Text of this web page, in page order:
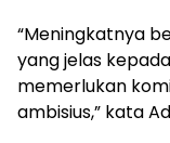
“Meningkatnya
yang jelas
memerlukan
ambisius,” kata